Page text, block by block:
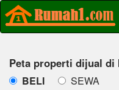
Peta properti dijual di
BELI SEWA